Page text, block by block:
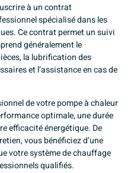
à un contrat
spécialisé dans les
Ce contrat permet un suivi
généralement le
la lubrification des
et l’assistance en cas de
de votre pompe à chaleur
optimale, une durée
efficacité énergétique. De
vous bénéficiez d’une
votre système de chauffage
qualifiés.